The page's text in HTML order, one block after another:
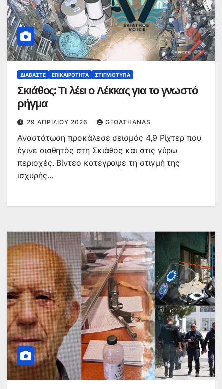
ΔΙΑΒΆΣΤΕ ΕΠΙΚΑΙΡΌΤΗΤΑ ΣΤΙΓΜΙΌΤΥΠΑ
Σκιάθος: Τι λέει ο Λέκκας για το γνωστό
ρήγμα
29 ΑΠΡΙΛΊΟΥ 2026 GEOATHANAS
Αναστάτωση προκάλεσε σεισμός 4,9 Ρίχτερ που
έγινε αισθητός στη Σκιάθος και στις γύρω
περιοχές. Βίντεο κατέγραψε τη στιγμή της
ισχυρής…